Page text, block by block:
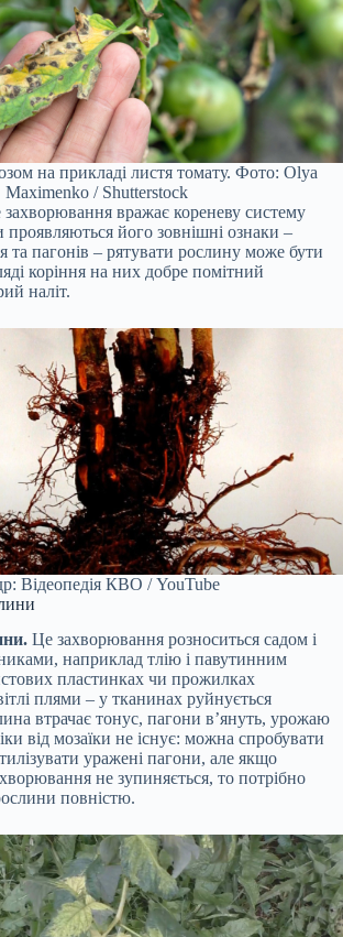
на прикладі листя томату. Фото: Olya
Maximenko / Shutterstock
вражає кореневу систему
проявляються його зовнішні ознаки –
та пагонів – рятувати рослину може бути
коріння на них добре помітний
наліт.
Відеопедія КВО / YouTube
Це захворювання розноситься садом і
наприклад тлію і павутинним
пластинках чи прожилках
плями – у тканинах руйнується
втрачає тонус, пагони в’януть, урожаю
від мозаїки не існує: можна спробувати
уражені пагони, але якщо
не зупиняється, то потрібно
повністю.